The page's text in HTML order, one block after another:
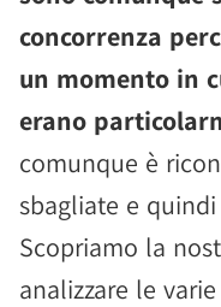
concorrenza
un momento in
erano
comunque è
sbagliate e
Scopriamo la
analizzare le